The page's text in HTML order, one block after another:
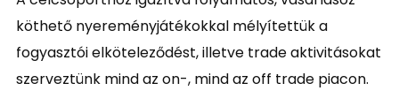
köthető nyereményjátékokkal mélyítettük a
fogyasztói elköteleződést, illetve trade aktivitásokat
szerveztünk mind az on-, mind az off trade piacon.